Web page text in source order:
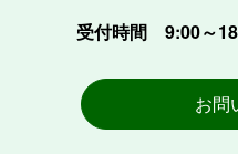
受付時間 9:00～
お問